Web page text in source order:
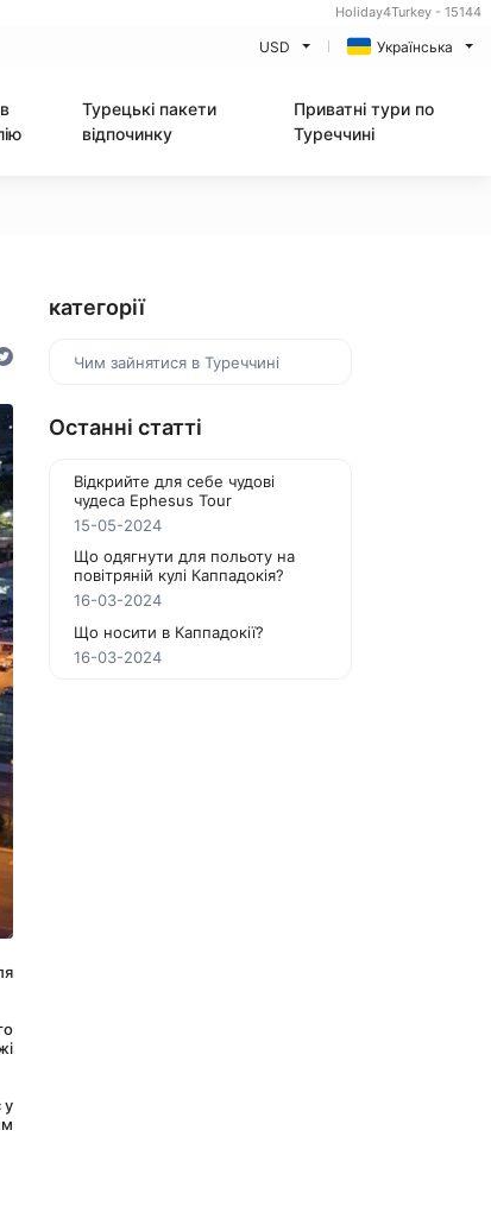
Holiday4Turkey - 15144
USD Українська
Турецькі пакети
відпочинку
Приватні тури по
Туреччині
категорії
Чим зайнятися в Туреччині
Останні статті
Відкрийте для себе чудові
чудеса Ephesus Tour
15-05-2024
Що одягнути для польоту на
повітряній кулі Каппадокія?
16-03-2024
Що носити в Каппадокії?
16-03-2024